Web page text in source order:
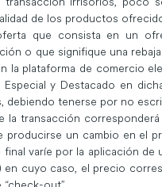
de los productos
que consista en un
o que signifique una
la plataforma de comercio
y Destacado en
debiendo tenerse por no
la transacción
producirse un cambio en el
varíe por la aplicación
cuyo caso, el precio